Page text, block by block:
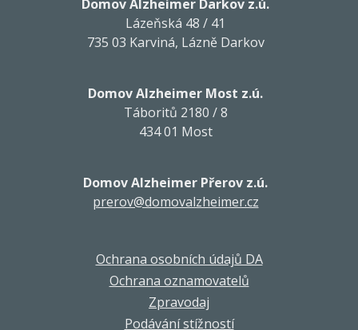
Domov Alzheimer Darkov z.ú.
Lázeňská 48 / 41
735 03 Karviná, Lázně Darkov
Domov Alzheimer Most z.ú.
Táboritů 2180 / 8
434 01 Most
Domov Alzheimer Přerov z.ú.
prerov@domovalzheimer.cz
Ochrana osobních údajů DA
Ochrana oznamovatelů
Zpravodaj
Podávání stížností